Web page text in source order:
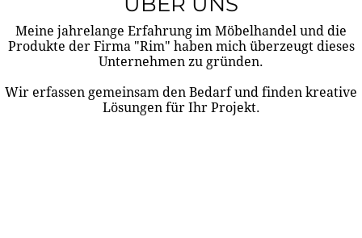
Meine jahrelange Erfahrung im Möbelhandel und die
Produkte der Firma "Rim" haben mich überzeugt dieses
Unternehmen zu gründen.
Wir erfassen gemeinsam den Bedarf und finden kreative
Lösungen für Ihr Projekt.